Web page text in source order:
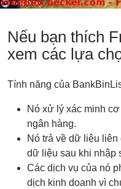
Nếu bạn thích
xem các lựa
Tính năng của
Nó xử lý xác minh
ngân hàng.
Nó trả về dữ liệu
dữ liệu sau khi nhập
Các dịch vụ của nó
dịch kinh doanh vì